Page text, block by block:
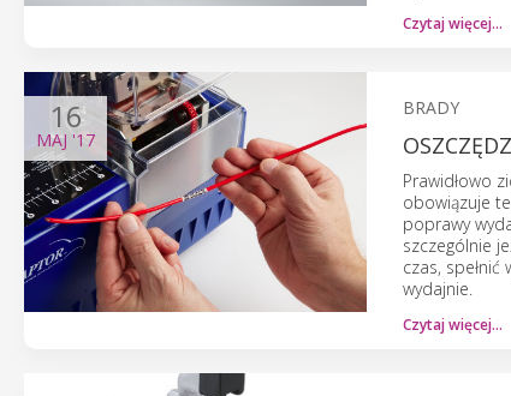
Czytaj więcej…
16
MAJ '17
BRADY
Prawidłowo
obowiązuje
poprawy
szczególnie
czas,
wydajnie.
Czytaj więcej…